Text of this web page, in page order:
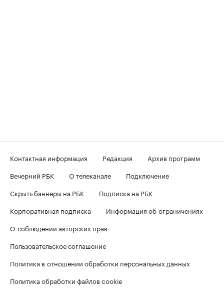
Контактная информация Редакция
Архив программ
Вечерний РБК
О телеканале
Подключение
Скрыть баннеры на РБК
Подписка на РБК
Корпоративная подписка
Информация об ограничениях
О соблюдении авторских прав
Пользовательское соглашение
Политика в отношении обработки персональных данных
Политика обработки файлов cookie